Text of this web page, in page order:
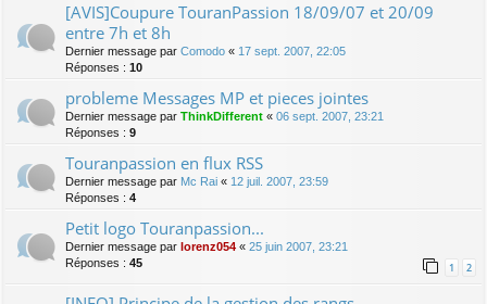
[AVIS]Coupure TouranPassion 18/09/07 et 20/09
entre 7h et 8h
Dernier message par Comodo « 17 sept. 2007, 22:05
Réponses : 10
probleme Messages MP et pieces jointes
Dernier message par ThinkDifferent « 06 sept. 2007, 23:21
Réponses : 9
Touranpassion en flux RSS
Dernier message par Mc Rai « 12 juil. 2007, 23:59
Réponses : 4
Petit logo Touranpassion...
Dernier message par lorenz054 « 25 juin 2007, 23:21
Réponses : 45 1 2